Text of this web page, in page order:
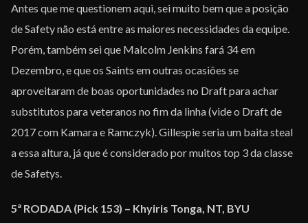
Antes que me questionem aqui, sei muito bem que a posição
de Safety não está entre as maiores necessidades da equipe.
Porém, também sei que Malcolm Jenkins fará 34 em
Dezembro, e que os Saints em outras ocasiões se
aproveitaram de boas oportunidades no Draft para achar
substitutos para veteranos no fim da linha (vide o Draft de
2017 com Kamara e Ramczyk). Gillespie seria um baita steal
a essa altura, já que é considerado por muitos top 3 da classe
de Safetys.
5ª RODADA (Pick 153) – Khyiris Tonga, NT, BYU